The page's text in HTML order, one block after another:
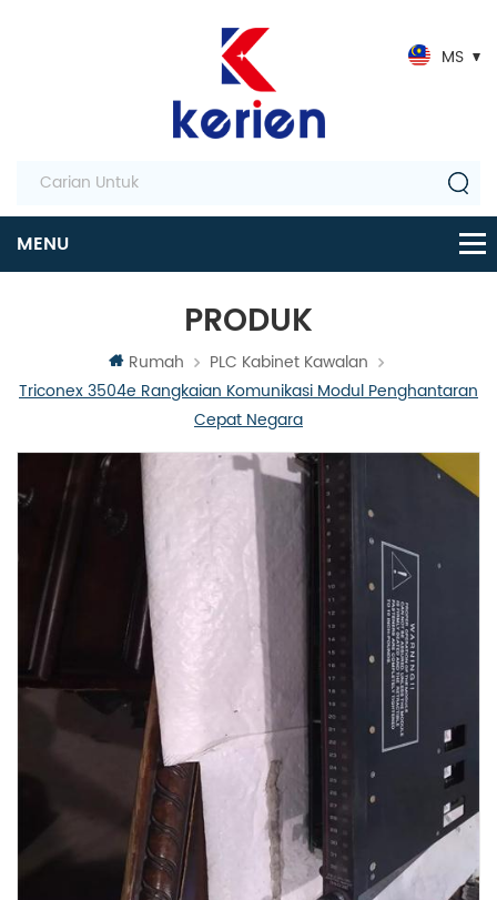
MS
PRODUK
Rumah
PLC Kabinet Kawalan
Triconex 3504e Rangkaian Komunikasi Modul Penghantaran
Cepat Negara